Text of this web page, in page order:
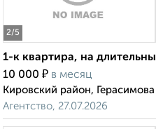
2/5
1-к квартира, на
10 000 ₽ в месяц
Кировский район,
Агентство, 27.07.2026